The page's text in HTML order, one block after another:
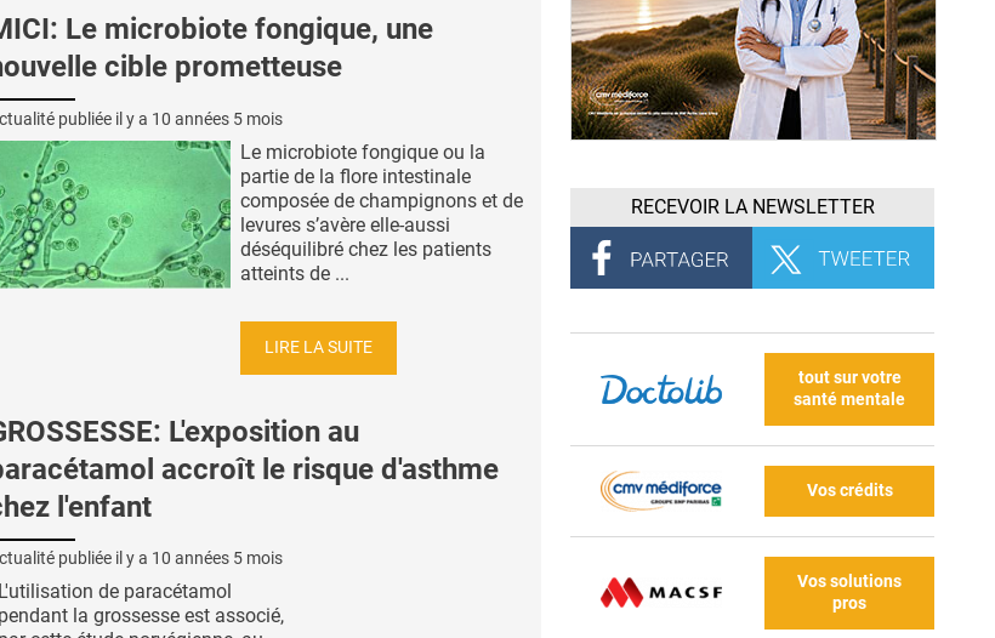
Le microbiote fongique, une
cible prometteuse
publiée il y a 10 années 5 mois
Le microbiote fongique ou la
partie de la flore intestinale
composée de champignons et de
levures s’avère elle-aussi
déséquilibré chez les patients
atteints de ...
LIRE LA SUITE
L'exposition au
accroît le risque d'asthme
l'enfant
publiée il y a 10 années 5 mois
L'utilisation de paracétamol
pendant la grossesse est associé,
RECEVOIR LA NEWSLETTER
tout sur votre
santé mentale
Vos crédits
Vos solutions
pros